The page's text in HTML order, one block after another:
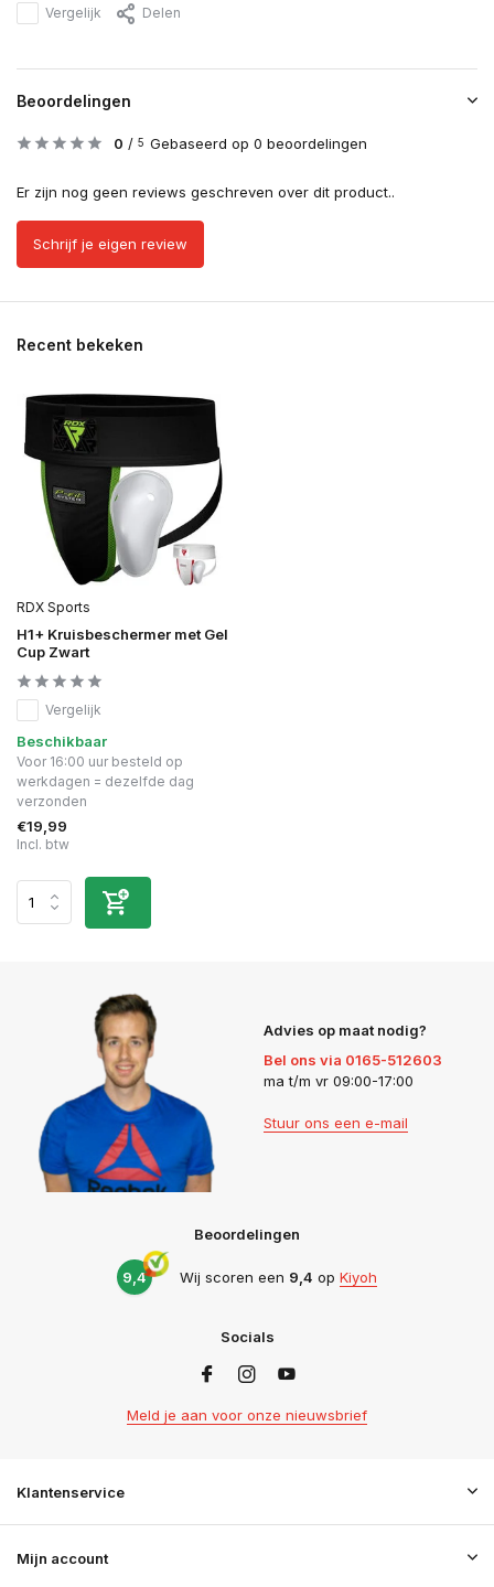
Vergelijk Delen
Beoordelingen
0 / 5 Gebaseerd op 0 beoordelingen
Er zijn nog geen reviews geschreven over dit product..
Schrijf je eigen review
Recent bekeken
RDX Sports
H1+ Kruisbeschermer met Gel
Cup Zwart
Vergelijk
Beschikbaar
Voor 16:00 uur besteld op
werkdagen = dezelfde dag
verzonden
€19,99
Incl. btw
Advies op maat nodig?
Bel ons via 0165-512603
ma t/m vr 09:00-17:00
Stuur ons een e-mail
Beoordelingen
9,4 Wij scoren een 9,4 op Kiyoh
Socials
Meld je aan voor onze nieuwsbrief
Klantenservice
Mijn account